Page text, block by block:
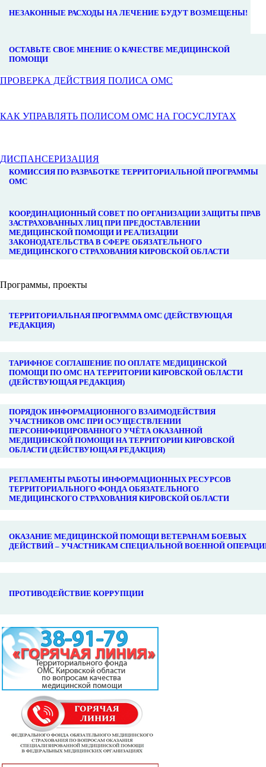
НЕЗАКОННЫЕ РАСХОДЫ НА ЛЕЧЕНИЕ БУДУТ ВОЗМЕЩЕНЫ!
ОСТАВЬТЕ СВОЕ МНЕНИЕ О КАЧЕСТВЕ МЕДИЦИНСКОЙ
ПОМОЩИ
ПРОВЕРКА ДЕЙСТВИЯ ПОЛИСА ОМС
КАК УПРАВЛЯТЬ ПОЛИСОМ ОМС НА ГОСУСЛУГАХ
ДИСПАНСЕРИЗАЦИЯ
КОМИССИЯ ПО РАЗРАБОТКЕ ТЕРРИТОРИАЛЬНОЙ ПРОГРАММЫ
ОМС
КООРДИНАЦИОННЫЙ СОВЕТ ПО ОРГАНИЗАЦИИ ЗАЩИТЫ ПРАВ
ЗАСТРАХОВАННЫХ ЛИЦ ПРИ ПРЕДОСТАВЛЕНИИ
МЕДИЦИНСКОЙ ПОМОЩИ И РЕАЛИЗАЦИИ
ЗАКОНОДАТЕЛЬСТВА В СФЕРЕ ОБЯЗАТЕЛЬНОГО
МЕДИЦИНСКОГО СТРАХОВАНИЯ КИРОВСКОЙ ОБЛАСТИ
Программы, проекты
ТЕРРИТОРИАЛЬНАЯ ПРОГРАММА ОМС (ДЕЙСТВУЮЩАЯ
РЕДАКЦИЯ)
ТАРИФНОЕ СОГЛАШЕНИЕ ПО ОПЛАТЕ МЕДИЦИНСКОЙ
ПОМОЩИ ПО ОМС НА ТЕРРИТОРИИ КИРОВСКОЙ ОБЛАСТИ
(ДЕЙСТВУЮЩАЯ РЕДАКЦИЯ)
ПОРЯДОК ИНФОРМАЦИОННОГО ВЗАИМОДЕЙСТВИЯ
УЧАСТНИКОВ ОМС ПРИ ОСУЩЕСТВЛЕНИИ
ПЕРСОНИФИЦИРОВАННОГО УЧЁТА ОКАЗАННОЙ
МЕДИЦИНСКОЙ ПОМОЩИ НА ТЕРРИТОРИИ КИРОВСКОЙ
ОБЛАСТИ (ДЕЙСТВУЮЩАЯ РЕДАКЦИЯ)
РЕГЛАМЕНТЫ РАБОТЫ ИНФОРМАЦИОННЫХ РЕСУРСОВ
ТЕРРИТОРИАЛЬНОГО ФОНДА ОБЯЗАТЕЛЬНОГО
МЕДИЦИНСКОГО СТРАХОВАНИЯ КИРОВСКОЙ ОБЛАСТИ
ОКАЗАНИЕ МЕДИЦИНСКОЙ ПОМОЩИ ВЕТЕРАНАМ БОЕВЫХ
ДЕЙСТВИЙ – УЧАСТНИКАМ СПЕЦИАЛЬНОЙ ВОЕННОЙ
ПРОТИВОДЕЙСТВИЕ КОРРУПЦИИ